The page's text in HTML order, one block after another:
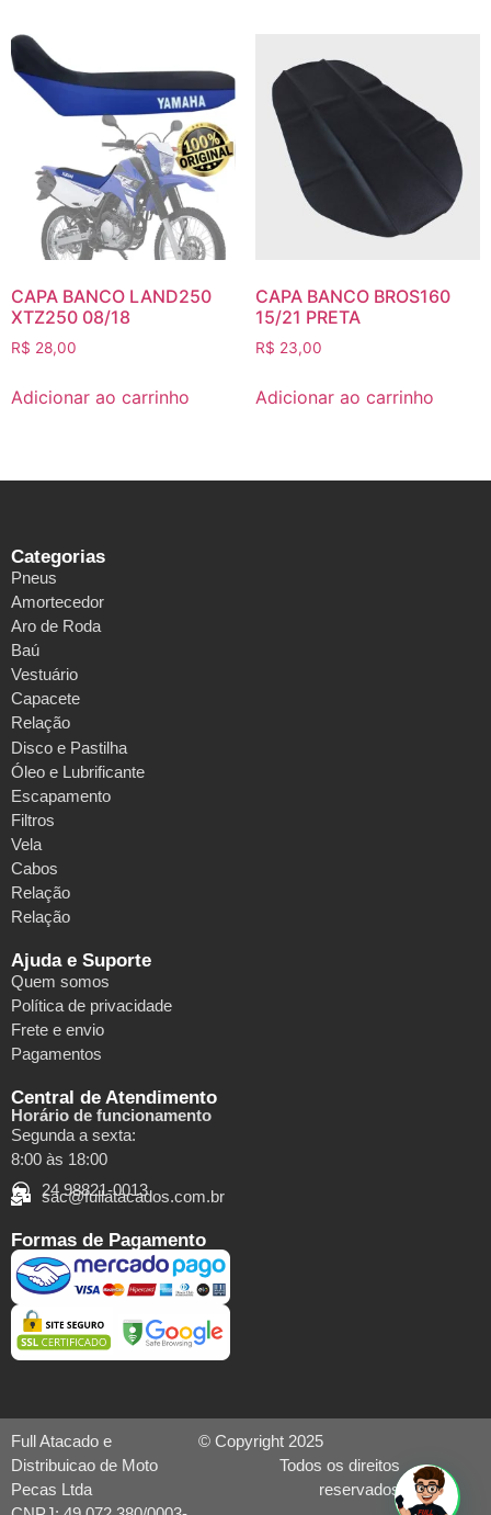
CAPA BANCO LAND250
XTZ250 08/18
R$ 28,00
Adicionar ao carrinho
CAPA BANCO BROS160
15/21 PRETA
R$ 23,00
Adicionar ao carrinho
Categorias
Pneus
Amortecedor
Aro de Roda
Baú
Vestuário
Capacete
Relação
Disco e Pastilha
Óleo e Lubrificante
Escapamento
Filtros
Vela
Cabos
Relação
Relação
Ajuda e Suporte
Quem somos
Política de privacidade
Frete e envio
Pagamentos
Central de Atendimento
Horário de funcionamento
Segunda a sexta:
8:00 às 18:00
24 98821-0013
sac@fullatacados.com.br
Formas de Pagamento
Full Atacado e
Distribuicao de Moto
Pecas Ltda
© Copyright 2025
Todos os direitos
reservados